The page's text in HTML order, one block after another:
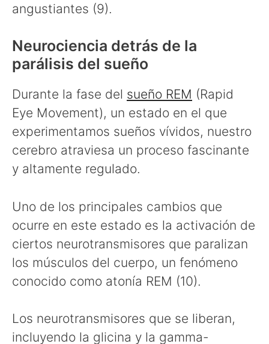
angustiantes (9).
Neurociencia detrás de la
parálisis del sueño
Durante la fase del sueño REM (Rapid
Eye Movement), un estado en el que
experimentamos sueños vívidos, nuestro
cerebro atraviesa un proceso fascinante
y altamente regulado.
Uno de los principales cambios que
ocurre en este estado es la activación de
ciertos neurotransmisores que paralizan
los músculos del cuerpo, un fenómeno
conocido como atonía REM (10).
Los neurotransmisores que se liberan,
incluyendo la glicina y la gamma-